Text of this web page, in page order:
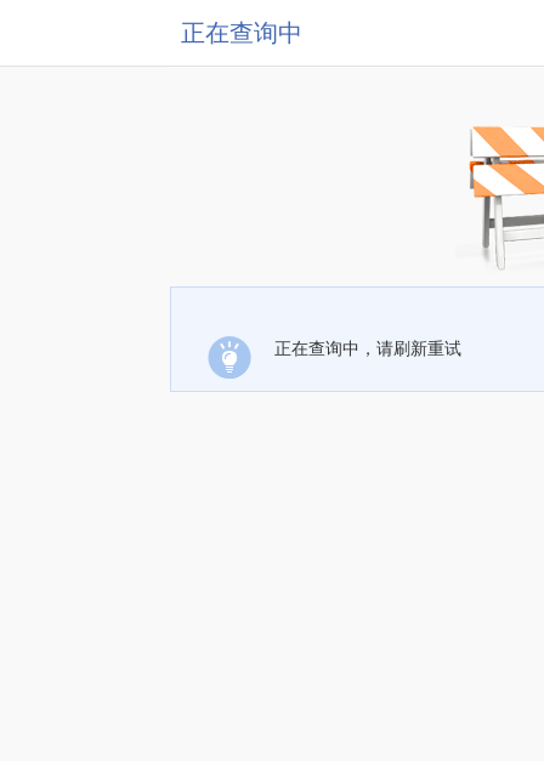
正在查询中
正在查询中，请刷新重试